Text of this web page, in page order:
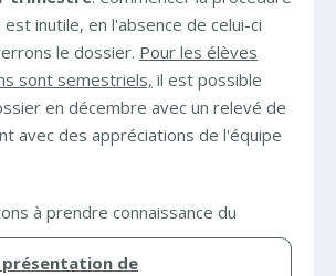
est inutile, en l'absence de celui-ci
le dossier. Pour les élèves
sont semestriels, il est possible
en décembre avec un relevé de
avec des appréciations de l'équipe
à prendre connaissance du
de